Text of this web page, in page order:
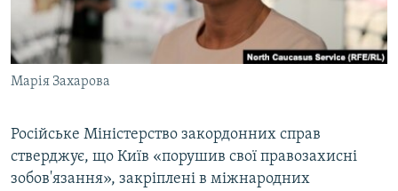
ВІДЕОУРОКИ «ELIFBE»
СВІДЧЕННЯ ОКУПАЦІЇ
УКРАЇНСЬКА ПРОБЛЕМА КРИМУ
Русский
Qırımtatar
Марія Захарова
Російське Міністерство закордонних справ
стверджує, що Київ «порушив свої правозахисні
зобов'язання», закріплені в міжнародних